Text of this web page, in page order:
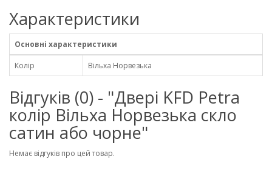
Характеристики
Основні характеристики
Колір Вільха Норвезька
Відгуків (0) - "Двері KFD Petra
колір Вільха Норвезька скло
сатин або чорне"
Немає відгуків про цей товар.